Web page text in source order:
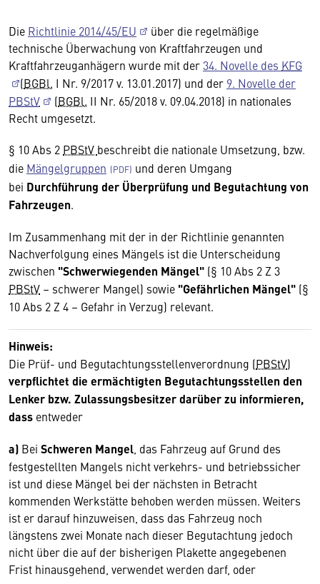
Die Richtlinie 2014/45/EU
über die regelmäßige
technische Überwachung von Kraftfahrzeugen und
Kraftfahrzeuganhägern wurde mit der34. Novelle des KFG
(BGBl. I Nr. 9/2017 v. 13.01.2017) und der 9. Novelle der
PBStV
(BGBl. II Nr. 65/2018 v. 09.04.2018) in nationales
Recht umgesetzt.
§ 10 Abs 2 PBStV beschreibt die nationale Umsetzung, bzw.
die Mängelgruppen
und deren Umgang
bei Durchführung der Überprüfung und Begutachtung von
Fahrzeugen.
Im Zusammenhang mit der in der Richtlinie genannten
Nachverfolgung eines Mängels ist die Unterscheidung
zwischen "Schwerwiegenden Mängel" (§ 10 Abs 2 Z 3
PBStV – schwerer Mangel) sowie "Gefährlichen Mängel" (§
10 Abs 2 Z 4 – Gefahr in Verzug) relevant.
Hinweis:
Die Prüf- und Begutachtungsstellenverordnung (PBStV)
verpflichtet die ermächtigten Begutachtungsstellen den
Lenker bzw. Zulassungsbesitzer darüber zu informieren,
dass entweder
a) Bei Schweren Mangel , das Fahrzeug auf Grund des
festgestellten Mangels nicht verkehrs- und betriebssicher
ist und diese Mängel bei der nächsten in Betracht
kommenden Werkstätte behoben werden müssen. Weiters
ist er darauf hinzuweisen, dass das Fahrzeug noch
längstens zwei Monate nach dieser Begutachtung jedoch
nicht über die auf der bisherigen Plakette angegebenen
Frist hinausgehend, verwendet werden darf, oder